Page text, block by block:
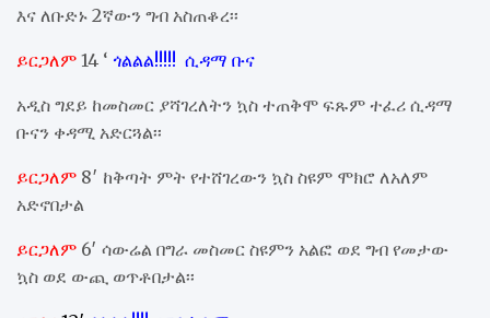
እና ለቡድኑ 2ኛውን ግብ አስጠቆረ፡፡
ይርጋለም 14 ‘ ጎልልል!!!!! ሲዳማ ቡና
አዲስ ግደይ ከመስመር ያሻገረለትን ኳስ ተጠቅሞ ፍጹም ተፈሪ ሲዳማ
ቡናን ቀዳሚ አድርጓል፡፡
ይርጋለም 8′ ከቅጣት ምት የተሸገረውን ኳስ ስዩም ሞክሮ ለአለም
አድኖበታል
ይርጋለም 6′ ሳውሬል በግራ መስመር ስዩምን አልፎ ወደ ግብ የመታው
ኳስ ወደ ውጪ ወጥቶበታል፡፡